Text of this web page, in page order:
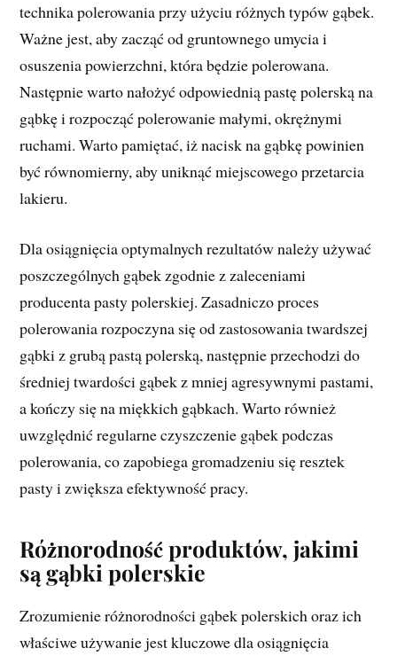
technika polerowania przy użyciu różnych typów gąbek.
Ważne jest, aby zacząć od gruntownego umycia i
osuszenia powierzchni, która będzie polerowana.
Następnie warto nałożyć odpowiednią pastę polerską na
gąbkę i rozpocząć polerowanie małymi, okrężnymi
ruchami. Warto pamiętać, iż nacisk na gąbkę powinien
być równomierny, aby uniknąć miejscowego przetarcia
lakieru.
Dla osiągnięcia optymalnych rezultatów należy używać
poszczególnych gąbek zgodnie z zaleceniami
producenta pasty polerskiej. Zasadniczo proces
polerowania rozpoczyna się od zastosowania twardszej
gąbki z grubą pastą polerską, następnie przechodzi do
średniej twardości gąbek z mniej agresywnymi pastami,
a kończy się na miękkich gąbkach. Warto również
uwzględnić regularne czyszczenie gąbek podczas
polerowania, co zapobiega gromadzeniu się resztek
pasty i zwiększa efektywność pracy.
Różnorodność produktów, jakimi
są gąbki polerskie
Zrozumienie różnorodności gąbek polerskich oraz ich
właściwe używanie jest kluczowe dla osiągnięcia